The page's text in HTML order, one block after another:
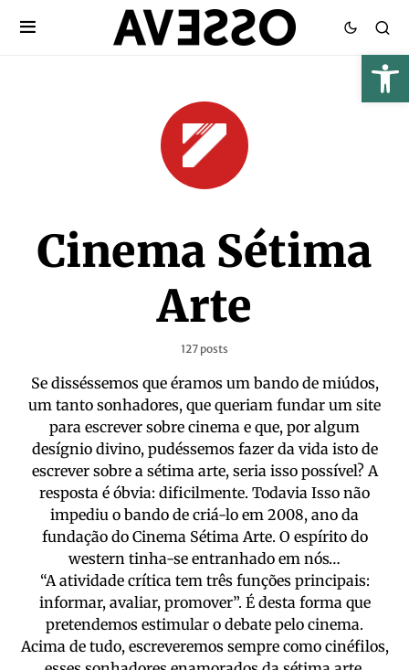
Cinema Sétima
Arte
127 posts
Se disséssemos que éramos um bando de miúdos,
um tanto sonhadores, que queriam fundar um site
para escrever sobre cinema e que, por algum
desígnio divino, pudéssemos fazer da vida isto de
escrever sobre a sétima arte, seria isso possível? A
resposta é óbvia: dificilmente. Todavia Isso não
impediu o bando de criá-lo em 2008, ano da
fundação do Cinema Sétima Arte. O espírito do
western tinha-se entranhado em nós…
“A atividade crítica tem três funções principais:
informar, avaliar, promover”. É desta forma que
pretendemos estimular o debate pelo cinema.
Acima de tudo, escreveremos sempre como cinéfilos,